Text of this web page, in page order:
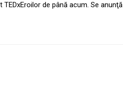
TEDxEroilor de până acum. Se anunţă